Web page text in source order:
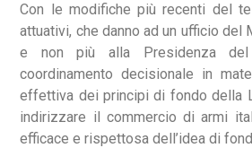
Con le modifiche più recenti del
attuativi, che danno ad un ufficio del
e non più alla Presidenza
coordinamento decisionale in
effettiva dei principi di fondo della
indirizzare il commercio di armi
efficace e rispettosa dell’idea di